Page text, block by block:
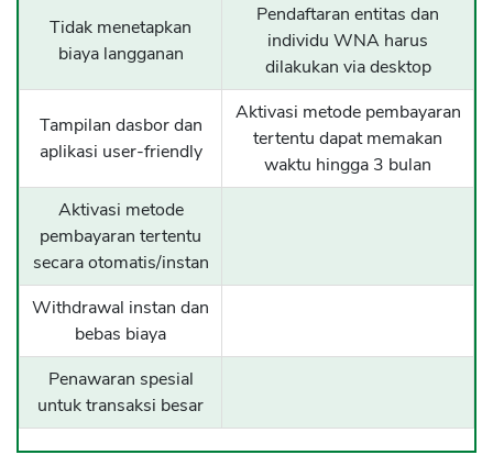
Tidak menetapkan
biaya langganan
Pendaftaran entitas dan
individu WNA harus
dilakukan via desktop
Tampilan dasbor dan
aplikasi user-friendly
Aktivasi metode pembayaran
tertentu dapat memakan
waktu hingga 3 bulan
Aktivasi metode
pembayaran tertentu
secara otomatis/instan
Withdrawal instan dan
bebas biaya
Penawaran spesial
untuk transaksi besar